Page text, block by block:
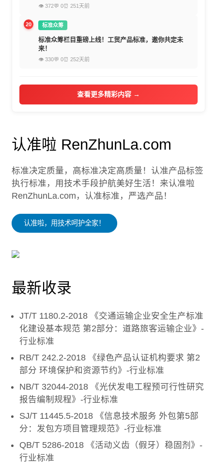
👁 372💬 0⏰ 251天前
20 标准众筹
标准众筹栏目重磅上线！工贸产品标准，邀你共定未
来！
👁 330💬 0⏰ 252天前
查看更多精彩内容 →
认准啦 RenZhunLa.com
标准决定质量，高标准决定高质量！认准产品标签
执行标准，用技术手段护航美好生活！来认准啦
RenZhunLa.com，认准标准，严选产品！
认准啦，用技术呵护全家！
最新收录
JT/T 1180.2-2018 《交通运输企业安全生产标准
化建设基本规范 第2部分：道路旅客运输企业》-
行业标准
RB/T 242.2-2018 《绿色产品认证机构要求 第2
部分 环境保护和资源节约》-行业标准
NB/T 32044-2018 《光伏发电工程预可行性研究
报告编制规程》-行业标准
SJ/T 11445.5-2018 《信息技术服务 外包第5部
分：发包方项目管理规范》-行业标准
QB/T 5286-2018 《活动义齿（假牙）稳固剂》-
行业标准